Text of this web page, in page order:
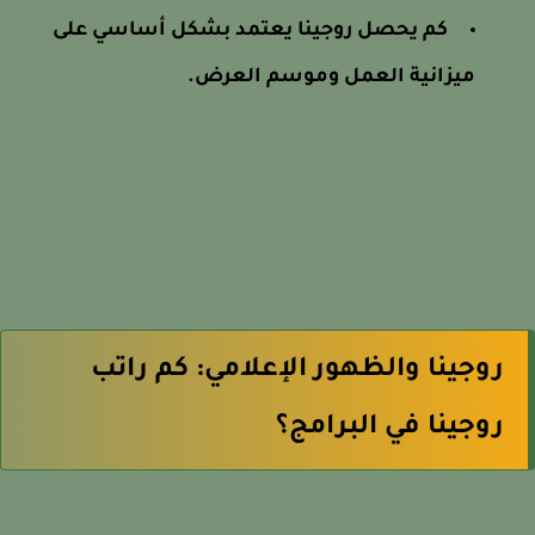
كم يحصل روجينا يعتمد بشكل أساسي على
ميزانية العمل وموسم العرض.
روجينا والظهور الإعلامي: كم راتب
روجينا في البرامج؟